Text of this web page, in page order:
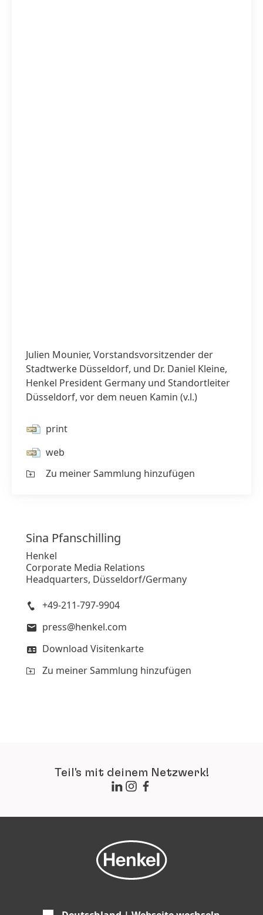
Julien Mounier, Vorstands­vorsitzender der
Stadtwerke Düsseldorf, und Dr. Daniel Kleine,
Henkel President Germany und Standort­leiter
Düsseldorf, vor dem neuen Kamin (v.l.)
print
web
Zu meiner Sammlung hinzufügen
Sina Pfanschilling
Henkel
Corporate Media Relations
Headquarters, Düsseldorf/Germany
+49-211-797-9904
press@henkel.com
Download Visitenkarte
Zu meiner Sammlung hinzufügen
Teil's mit deinem Netzwerk!